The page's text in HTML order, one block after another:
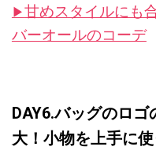
▶︎甘めスタイルにも
バーオールのコーデ
DAY6.バッグのロ
大！小物を上手に